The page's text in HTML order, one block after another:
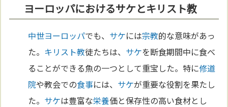
ヨーロッパにおけるサケとキリスト教
中世ヨーロッパでも、 サケには宗教的な意味があっ
た。 キリスト教徒たちは、 サケを断食期間中に食べ
ることができる魚の一つとして重宝した。特に修道
院や教会での食事には、 サケが重要な役割を果たし
た。 サケは豊富な栄養価と保存性の高い食材とし